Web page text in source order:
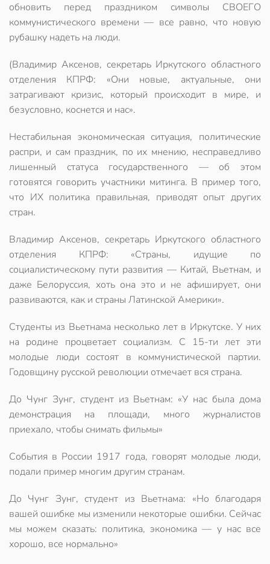
обновить перед праздником символы СВОЕГО
коммунистического времени — все равно, что новую
рубашку надеть на люди.
(Владимир Аксенов, секретарь Иркутского областного
отделения КПРФ: «Они новые, актуальные, они
затрагивают кризис, который происходит в мире, и
безусловно, коснется и нас».
Нестабильная экономическая ситуация, политические
распри, и сам праздник, по их мнению, несправедливо
лишенный статуса государственного — об этом
готовятся говорить участники митинга. В пример того,
что ИХ политика правильная, приводят опыт других
стран.
Владимир Аксенов, секретарь Иркутского областного
отделения КПРФ: «Страны, идущие по
социалистическому пути развития — Китай, Вьетнам, и
даже Белоруссия, хоть она это и не афиширует, они
развиваются, как и страны Латинской Америки».
Студенты из Вьетнама несколько лет в Иркутске. У них
на родине процветает социализм. С 15-ти лет эти
молодые люди состоят в коммунистической партии.
Годовщину русской революции отмечает вся страна.
До Чунг Зунг, студент из Вьетнам: «У нас была дома
демонстрация на площади, много журналистов
приехало, чтобы снимать фильмы»
События в России 1917 года, говорят молодые люди,
подали пример многим другим странам.
До Чунг Зунг, студент из Вьетнама: «Но благодаря
вашей ошибке мы изменили некоторые ошибки. Сейчас
мы можем сказать: политика, экономика — у нас все
хорошо, все нормально»